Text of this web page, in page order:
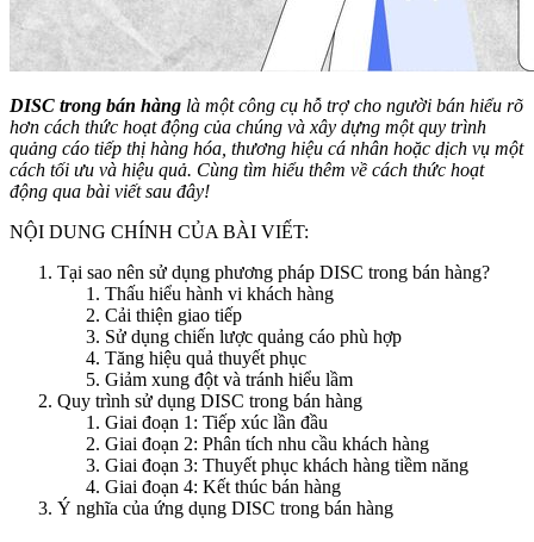
DISC trong bán hàng là một công cụ hỗ trợ cho người bán hiểu rõ
hơn cách thức hoạt động của chúng và xây dựng một quy trình
quảng cáo tiếp thị hàng hóa, thương hiệu cá nhân hoặc dịch vụ một
cách tối ưu và hiệu quả. Cùng tìm hiểu thêm về cách thức hoạt
động qua bài viết sau đây!
NỘI DUNG CHÍNH CỦA BÀI VIẾT:
Tại sao nên sử dụng phương pháp DISC trong bán hàng?
Thấu hiểu hành vi khách hàng
Cải thiện giao tiếp
Sử dụng chiến lược quảng cáo phù hợp
Tăng hiệu quả thuyết phục
Giảm xung đột và tránh hiểu lầm
Quy trình sử dụng DISC trong bán hàng
Giai đoạn 1: Tiếp xúc lần đầu
Giai đoạn 2: Phân tích nhu cầu khách hàng
Giai đoạn 3: Thuyết phục khách hàng tiềm năng
Giai đoạn 4: Kết thúc bán hàng
Ý nghĩa của ứng dụng DISC trong bán hàng